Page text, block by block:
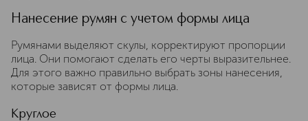
Нанесение румян с учетом формы лица
Румянами выделяют скулы, корректируют пропорции
лица. Они помогают сделать его черты выразительнее.
Для этого важно правильно выбрать зоны нанесения,
которые зависят от формы лица.
Круглое